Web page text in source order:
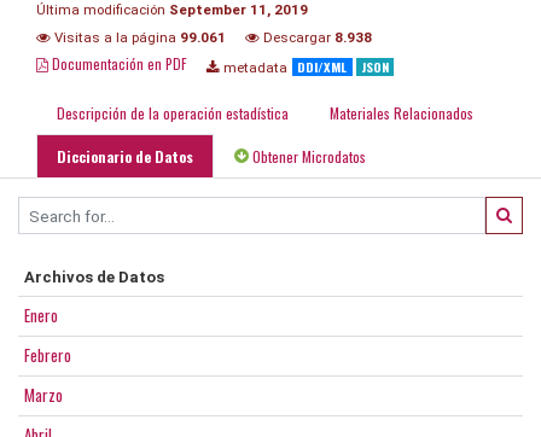
Última modificación September 11, 2019
Visitas a la página 99.061 Descargar 8.938
Documentación en PDF metadata DDI/XML JSON
Descripción de la operación estadística Materiales Relacionados
Diccionario de Datos Obtener Microdatos
Archivos de Datos
Enero
Febrero
Marzo